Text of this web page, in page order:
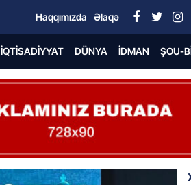
Haqqımızda Əlaqə
İQTISADIYYAT DÜNYA İDMAN ŞOU-